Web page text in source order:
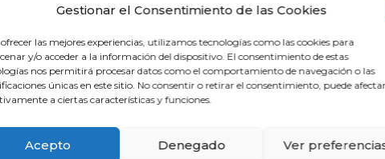
Gestionar el Consentimiento de las Cookies
las mejores experiencias, utilizamos tecnologías como las cookies para
y/o acceder a la información del dispositivo. El consentimiento de estas
nos permitirá procesar datos como el comportamiento de navegación o las
únicas en este sitio. No consentir o retirar el consentimiento, puede
a ciertas características y funciones.
Acepto Denegado Ver
del inmueble, vicios ocultos, discrepancias en la
o venta de una propiedad en una pesadilla. Un
marcos del derecho inmobiliario, es una pieza clave para
por usted
es nuestra insignia. Nuestra experiencia y